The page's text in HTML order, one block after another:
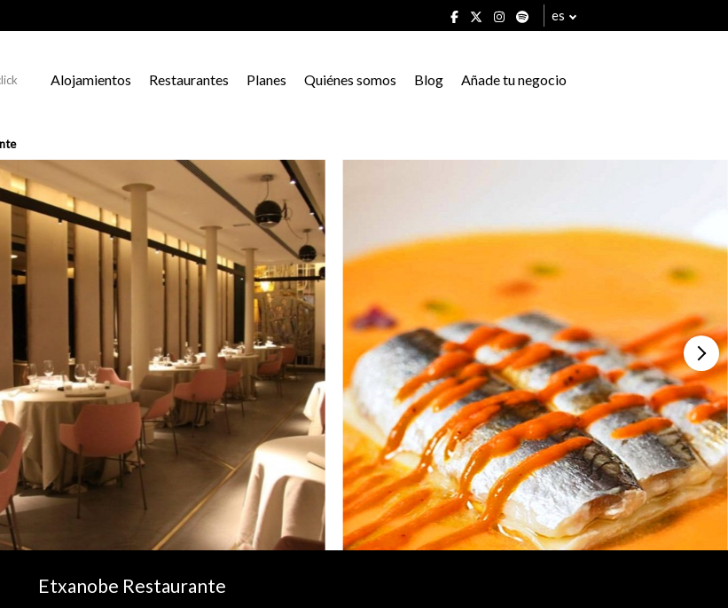
es
Alojamientos Restaurantes Planes Quiénes somos Blog Añade tu negocio
Etxanobe Restaurante